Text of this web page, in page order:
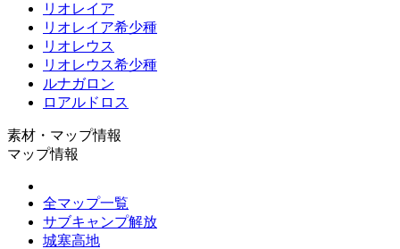
リオレイア
リオレイア希少種
リオレウス
リオレウス希少種
ルナガロン
ロアルドロス
素材・マップ情報
マップ情報
全マップ一覧
サブキャンプ解放
城塞高地